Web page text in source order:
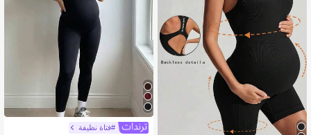
#فتاة نظيفة